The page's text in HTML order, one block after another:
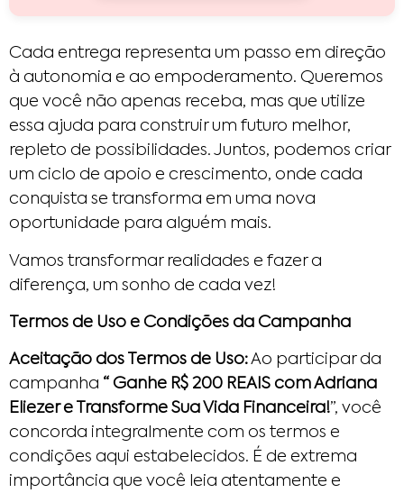
Cada entrega representa um passo em direção
à autonomia e ao empoderamento. Queremos
que você não apenas receba, mas que utilize
essa ajuda para construir um futuro melhor,
repleto de possibilidades. Juntos, podemos criar
um ciclo de apoio e crescimento, onde cada
conquista se transforma em uma nova
oportunidade para alguém mais.
Vamos transformar realidades e fazer a
diferença, um sonho de cada vez!
Termos de Uso e Condições da Campanha
Aceitação dos Termos de Uso:Ao participar da
campanha “ Ganhe R$ 200 REAIS com Adriana
Eliezer e Transforme Sua Vida Financeira!”, você
concorda integralmente com os termos e
condições aqui estabelecidos. É de extrema
importância que você leia atentamente e